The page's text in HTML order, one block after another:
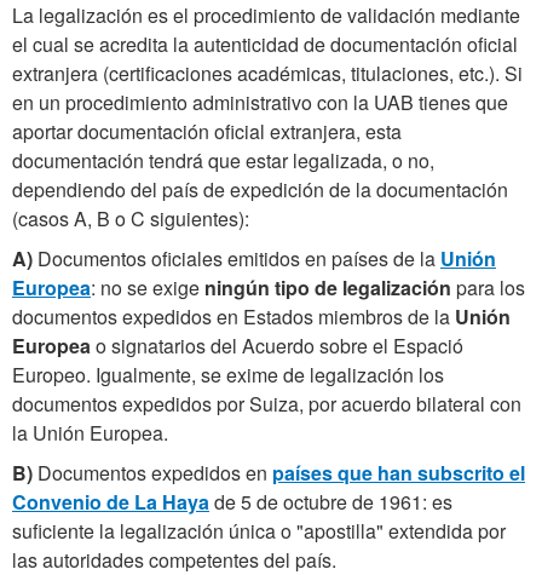
La legalización es el procedimiento de validación mediante
el cual se acredita la autenticidad de documentación oficial
extranjera (certificaciones académicas, titulaciones, etc.). Si
en un procedimiento administrativo con la UAB tienes que
aportar documentación oficial extranjera, esta
documentación tendrá que estar legalizada, o no,
dependiendo del país de expedición de la documentación
(casos A, B o C siguientes):
A) Documentos oficiales emitidos en países de la Unión
Europea: no se exige ningún tipo de legalización para los
documentos expedidos en Estados miembros de la Unión
Europeao signatarios del Acuerdo sobre el Espació
Europeo. Igualmente, se exime de legalización los
documentos expedidos por Suiza, por acuerdo bilateral con
la Unión Europea.
B) Documentos expedidos en países que han subscrito el
Convenio de La Hayade 5 de octubre de 1961: es
suficiente la legalización única o "apostilla" extendida por
las autoridades competentes del país.